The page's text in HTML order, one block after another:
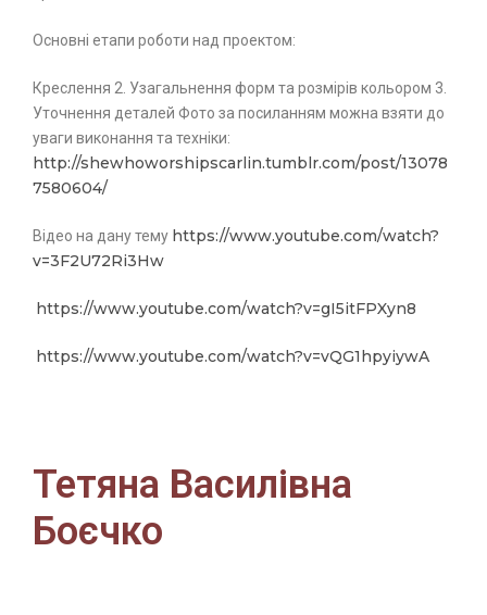
Основні етапи роботи над проектом:
Креслення 2. Узагальнення форм та розмірів кольором 3.
Уточнення деталей Фото за посиланням можна взяти до
уваги виконання та техніки:
http://shewhoworshipscarlin.tumblr.com/post/13078
7580604/
Відео на дану тему https://www.youtube.com/watch?
v=3F2U72Ri3Hw
https://www.youtube.com/watch?v=gI5itFPXyn8
https://www.youtube.com/watch?v=vQG1hpyiywA
Тетяна Василівна
Боєчко